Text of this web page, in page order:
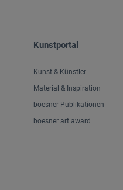
Kunstportal
Kunst & Künstler
Material & Inspiration
boesner Publikationen
boesner art award